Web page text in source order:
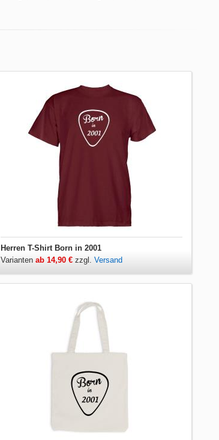
Herren T-Shirt Born in 2001
Variantenab 14,90 € zzgl.Versand